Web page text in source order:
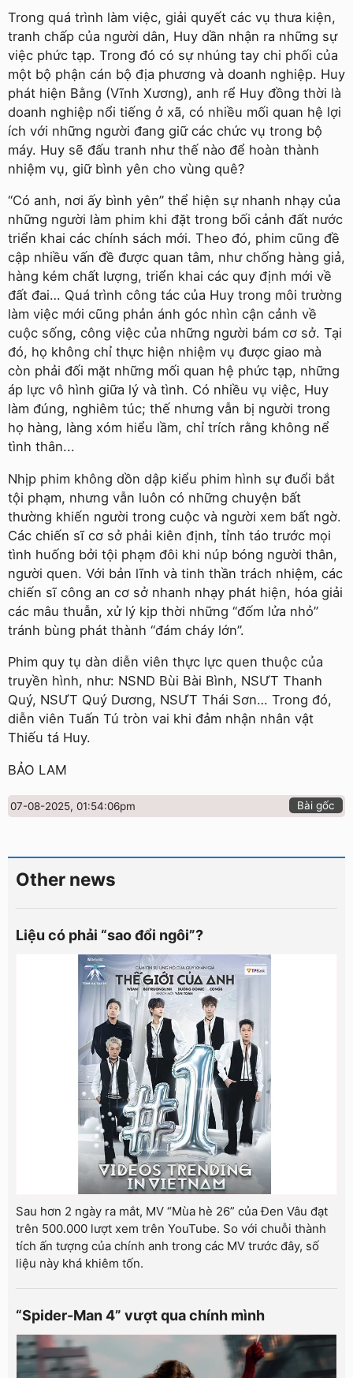
Trong quá trình làm việc, giải quyết các vụ thưa kiện,
tranh chấp của người dân, Huy dần nhận ra những sự
việc phức tạp. Trong đó có sự nhúng tay chi phối của
một bộ phận cán bộ địa phương và doanh nghiệp. Huy
phát hiện Bằng (Vĩnh Xương), anh rể Huy đồng thời là
doanh nghiệp nổi tiếng ở xã, có nhiều mối quan hệ lợi
ích với những người đang giữ các chức vụ trong bộ
máy. Huy sẽ đấu tranh như thế nào để hoàn thành
nhiệm vụ, giữ bình yên cho vùng quê?
“Có anh, nơi ấy bình yên” thể hiện sự nhanh nhạy của
những người làm phim khi đặt trong bối cảnh đất nước
triển khai các chính sách mới. Theo đó, phim cũng đề
cập nhiều vấn đề được quan tâm, như chống hàng giả,
hàng kém chất lượng, triển khai các quy định mới về
đất đai… Quá trình công tác của Huy trong môi trường
làm việc mới cũng phản ánh góc nhìn cận cảnh về
cuộc sống, công việc của những người bám cơ sở. Tại
đó, họ không chỉ thực hiện nhiệm vụ được giao mà
còn phải đối mặt những mối quan hệ phức tạp, những
áp lực vô hình giữa lý và tình. Có nhiều vụ việc, Huy
làm đúng, nghiêm túc; thế nhưng vẫn bị người trong
họ hàng, làng xóm hiểu lầm, chỉ trích rằng không nể
tình thân...
Nhịp phim không dồn dập kiểu phim hình sự đuổi bắt
tội phạm, nhưng vẫn luôn có những chuyện bất
thường khiến người trong cuộc và người xem bất ngờ.
Các chiến sĩ cơ sở phải kiên định, tỉnh táo trước mọi
tình huống bởi tội phạm đôi khi núp bóng người thân,
người quen. Với bản lĩnh và tinh thần trách nhiệm, các
chiến sĩ công an cơ sở nhanh nhạy phát hiện, hóa giải
các mâu thuẫn, xử lý kịp thời những “đốm lửa nhỏ”
tránh bùng phát thành “đám cháy lớn”.
Phim quy tụ dàn diễn viên thực lực quen thuộc của
truyền hình, như: NSND Bùi Bài Bình, NSƯT Thanh
Quý, NSƯT Quý Dương, NSƯT Thái Sơn… Trong đó,
diễn viên Tuấn Tú tròn vai khi đảm nhận nhân vật
Thiếu tá Huy.
BẢO LAM
07-08-2025, 01:54:06pm Bài gốc
Other news
Liệu có phải “sao đổi ngôi”?
Sau hơn 2 ngày ra mắt, MV “Mùa hè 26” của Đen Vâu đạt
trên 500.000 lượt xem trên YouTube. So với chuỗi thành
tích ấn tượng của chính anh trong các MV trước đây, số
liệu này khá khiêm tốn.
“Spider-Man 4” vượt qua chính mình